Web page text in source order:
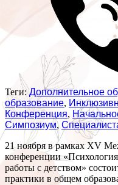
Теги:Дополнительное
образование,
Конференция,
Симпозиум,
21 ноября в рамках XV
конференции
работы с детством»
практики в общем